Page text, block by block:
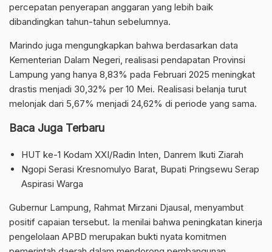
percepatan penyerapan anggaran yang lebih baik
dibandingkan tahun-tahun sebelumnya.
Marindo juga mengungkapkan bahwa berdasarkan data
Kementerian Dalam Negeri, realisasi pendapatan Provinsi
Lampung yang hanya 8,83% pada Februari 2025 meningkat
drastis menjadi 30,32% per 10 Mei. Realisasi belanja turut
melonjak dari 5,67% menjadi 24,62% di periode yang sama.
Baca Juga Terbaru
HUT ke-1 Kodam XXI/Radin Inten, Danrem Ikuti Ziarah
Ngopi Serasi Kresnomulyo Barat, Bupati Pringsewu Serap
Aspirasi Warga
Gubernur Lampung, Rahmat Mirzani Djausal, menyambut
positif capaian tersebut. Ia menilai bahwa peningkatan kinerja
pengelolaan APBD merupakan bukti nyata komitmen